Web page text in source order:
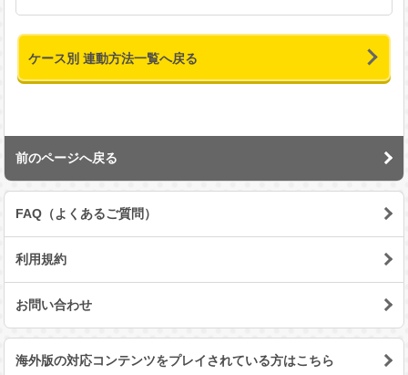
ケース別 連動方法一覧へ戻る
前のページへ戻る
FAQ（よくあるご質問）
利用規約
お問い合わせ
海外版の対応コンテンツをプレイされている方はこちら